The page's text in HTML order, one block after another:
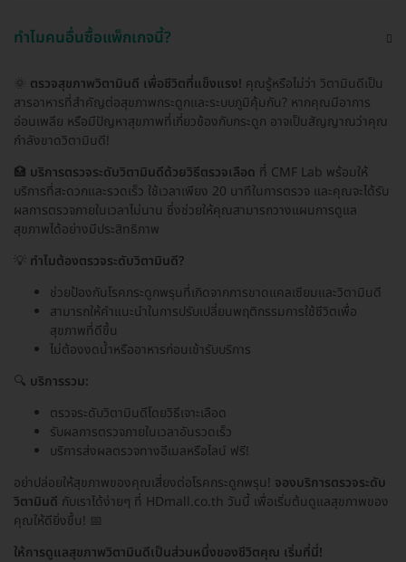
ทำไมคนอื่นซื้อแพ็กเกจนี้?
🌞 ตรวจสุขภาพวิตามินดี เพื่อชีวิตที่แข็งแรง! คุณรู้หรือไม่ว่า วิตามินดีเป็น
สารอาหารที่สำคัญต่อสุขภาพกระดูกและระบบภูมิคุ้มกัน? หากคุณมีอาการ
อ่อนเพลีย หรือมีปัญหาสุขภาพที่เกี่ยวข้องกับกระดูก อาจเป็นสัญญาณว่าคุณ
กำลังขาดวิตามินดี!
🏥 บริการตรวจระดับวิตามินดีด้วยวิธีตรวจเลือด ที่ CMF Lab พร้อมให้
บริการที่สะดวกและรวดเร็ว ใช้เวลาเพียง 20 นาทีในการตรวจ และคุณจะได้รับ
ผลการตรวจภายในเวลาไม่นาน ซึ่งช่วยให้คุณสามารถวางแผนการดูแล
สุขภาพได้อย่างมีประสิทธิภาพ
💡 ทำไมต้องตรวจระดับวิตามินดี?
ช่วยป้องกันโรคกระดูกพรุนที่เกิดจากการขาดแคลเซียมและวิตามินดี
สามารถให้คำแนะนำในการปรับเปลี่ยนพฤติกรรมการใช้ชีวิตเพื่อ
สุขภาพที่ดีขึ้น
ไม่ต้องงดน้ำหรืออาหารก่อนเข้ารับบริการ
🔍 บริการรวม:
ตรวจระดับวิตามินดีโดยวิธีเจาะเลือด
รับผลการตรวจภายในเวลาอันรวดเร็ว
บริการส่งผลตรวจทางอีเมลหรือไลน์ ฟรี!
อย่าปล่อยให้สุขภาพของคุณเสี่ยงต่อโรคกระดูกพรุน! จองบริการตรวจระดับ
วิตามินดี กับเราได้ง่ายๆ ที่ HDmall.co.th วันนี้ เพื่อเริ่มต้นดูแลสุขภาพของ
คุณให้ดียิ่งขึ้น! 📅
ให้การดูแลสุขภาพวิตามินดีเป็นส่วนหนึ่งของชีวิตคุณ เริ่มที่นี่!